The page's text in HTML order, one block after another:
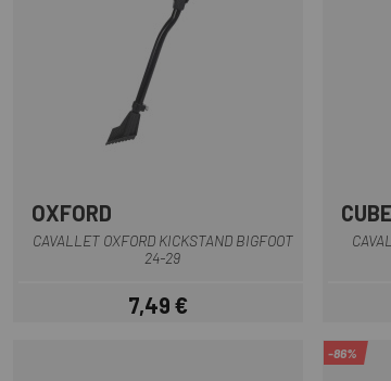
OXFORD
CAVALLET OXFORD KICKSTAND BIGFOOT
24-29
Preu
7,49 €
CUBE
-86%